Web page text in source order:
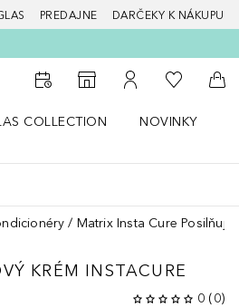
PREDAJNE DARČEKY K NÁKUPU
Do vyhľadávača predajní
Do môjho účtu
Do môjho
Do
COLLECTION
NOVINKY
Matrix Insta Cure
KRÉM INSTACURE
0 (0)